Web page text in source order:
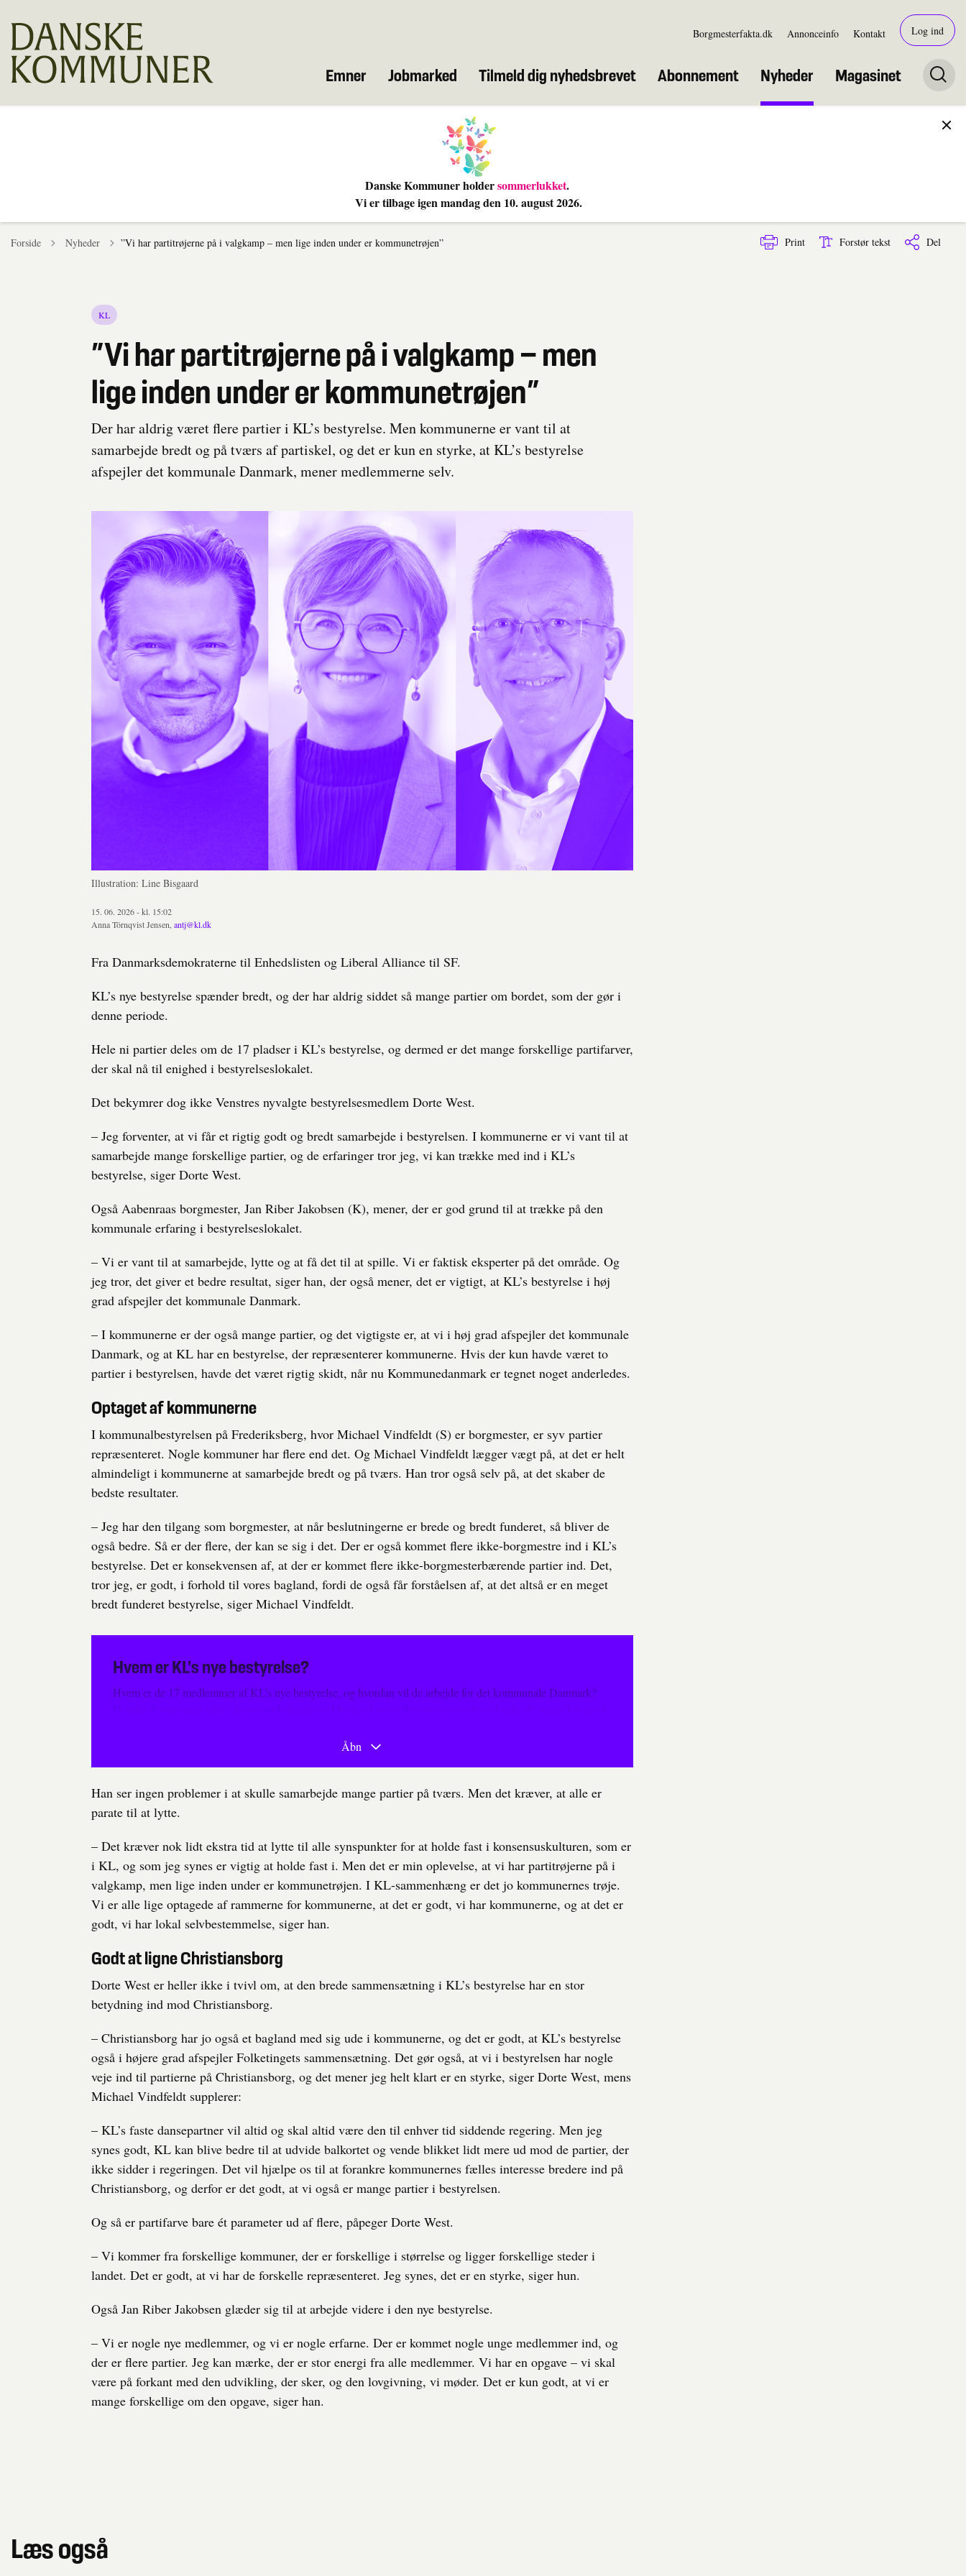
Borgmesterfakta.dk Annonceinfo Kontakt Log ind
Emner Jobmarked Tilmeld dig nyhedsbrevet Abonnement Nyheder Magasinet
Danske Kommuner holdersommerlukket.
Vi er tilbage igen mandag den 10. august 2026.
Forside Tilbage til
Nyheder ”Vi har partitrøjerne på i valgkamp – men lige inden under er kommunetrøjen” Print Forstør tekst Del
KL
”Vi har partitrøjerne på i valgkamp – men
lige inden under er kommunetrøjen”
Der har aldrig været flere partier i KL’s bestyrelse. Men kommunerne er vant til at
samarbejde bredt og på tværs af partiskel, og det er kun en styrke, at KL’s bestyrelse
afspejler det kommunale Danmark, mener medlemmerne selv.
Illustration: Line Bisgaard
15. 06. 2026 - kl. 15:02
Anna Törnqvist Jensen, antj@kl.dk
Fra Danmarksdemokraterne til Enhedslisten og Liberal Alliance til SF.
KL’s nye bestyrelse spænder bredt, og der har aldrig siddet så mange partier om bordet, som der gør i
denne periode.
Hele ni partier deles om de 17 pladser i KL’s bestyrelse, og dermed er det mange forskellige partifarver,
der skal nå til enighed i bestyrelseslokalet.
Det bekymrer dog ikke Venstres nyvalgte bestyrelsesmedlem Dorte West.
– Jeg forventer, at vi får et rigtig godt og bredt samarbejde i bestyrelsen. I kommunerne er vi vant til at
samarbejde mange forskellige partier, og de erfaringer tror jeg, vi kan trække med ind i KL’s
bestyrelse, siger Dorte West.
Også Aabenraas borgmester, Jan Riber Jakobsen (K), mener, der er god grund til at trække på den
kommunale erfaring i bestyrelseslokalet.
– Vi er vant til at samarbejde, lytte og at få det til at spille. Vi er faktisk eksperter på det område. Og
jeg tror, det giver et bedre resultat, siger han, der også mener, det er vigtigt, at KL’s bestyrelse i høj
grad afspejler det kommunale Danmark.
– I kommunerne er der også mange partier, og det vigtigste er, at vi i høj grad afspejler det kommunale
Danmark, og at KL har en bestyrelse, der repræsenterer kommunerne. Hvis der kun havde været to
partier i bestyrelsen, havde det været rigtig skidt, når nu Kommunedanmark er tegnet noget anderledes.
Optaget af kommunerne
I kommunalbestyrelsen på Frederiksberg, hvor Michael Vindfeldt (S) er borgmester, er syv partier
repræsenteret. Nogle kommuner har flere end det. Og Michael Vindfeldt lægger vægt på, at det er helt
almindeligt i kommunerne at samarbejde bredt og på tværs. Han tror også selv på, at det skaber de
bedste resultater.
– Jeg har den tilgang som borgmester, at når beslutningerne er brede og bredt funderet, så bliver de
også bedre. Så er der flere, der kan se sig i det. Der er også kommet flere ikke-borgmestre ind i KL’s
bestyrelse. Det er konsekvensen af, at der er kommet flere ikke-borgmesterbærende partier ind. Det,
tror jeg, er godt, i forhold til vores bagland, fordi de også får forståelsen af, at det altså er en meget
bredt funderet bestyrelse, siger Michael Vindfeldt.
Åbn
Hvem er KL's nye bestyrelse?
Hvem er de 17 medlemmer af KL’s nye bestyrelse, og hvordan vil de arbejde for det kommunale Danmark?
Danske Kommuner taler i denne artikelserie med bestyrelsesmedlemmerne om det arbejde, de netop har taget
Han ser ingen problemer i at skulle samarbejde mange partier på tværs. Men det kræver, at alle er
parate til at lytte.
– Det kræver nok lidt ekstra tid at lytte til alle synspunkter for at holde fast i konsensuskulturen, som er
i KL, og som jeg synes er vigtig at holde fast i. Men det er min oplevelse, at vi har partitrøjerne på i
valgkamp, men lige inden under er kommunetrøjen. I KL-sammenhæng er det jo kommunernes trøje.
Vi er alle lige optagede af rammerne for kommunerne, at det er godt, vi har kommunerne, og at det er
godt, vi har lokal selvbestemmelse, siger han.
Godt at ligne Christiansborg
Dorte West er heller ikke i tvivl om, at den brede sammensætning i KL’s bestyrelse har en stor
betydning ind mod Christiansborg.
– Christiansborg har jo også et bagland med sig ude i kommunerne, og det er godt, at KL’s bestyrelse
også i højere grad afspejler Folketingets sammensætning. Det gør også, at vi i bestyrelsen har nogle
veje ind til partierne på Christiansborg, og det mener jeg helt klart er en styrke, siger Dorte West, mens
Michael Vindfeldt supplerer:
– KL’s faste dansepartner vil altid og skal altid være den til enhver tid siddende regering. Men jeg
synes godt, KL kan blive bedre til at udvide balkortet og vende blikket lidt mere ud mod de partier, der
ikke sidder i regeringen. Det vil hjælpe os til at forankre kommunernes fælles interesse bredere ind på
Christiansborg, og derfor er det godt, at vi også er mange partier i bestyrelsen.
Og så er partifarve bare ét parameter ud af flere, påpeger Dorte West.
– Vi kommer fra forskellige kommuner, der er forskellige i størrelse og ligger forskellige steder i
landet. Det er godt, at vi har de forskelle repræsenteret. Jeg synes, det er en styrke, siger hun.
Også Jan Riber Jakobsen glæder sig til at arbejde videre i den nye bestyrelse.
– Vi er nogle nye medlemmer, og vi er nogle erfarne. Der er kommet nogle unge medlemmer ind, og
der er flere partier. Jeg kan mærke, der er stor energi fra alle medlemmer. Vi har en opgave – vi skal
være på forkant med den udvikling, der sker, og den lovgivning, vi møder. Det er kun godt, at vi er
mange forskellige om den opgave, siger han.
Læs også